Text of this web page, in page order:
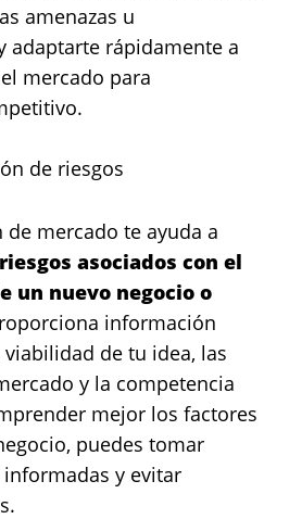
amenazas u
adaptarte rápidamente a
mercado para
de riesgos
de mercado te ayuda a
asociados con el
un nuevo negocio o
información
de tu idea, las
y la competencia
mejor los factores
puedes tomar
y evitar